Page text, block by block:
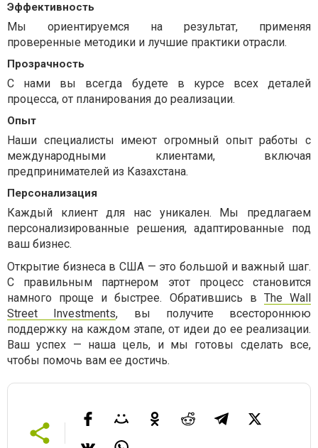
Эффективность
Мы ориентируемся на результат, применяя
проверенные методики и лучшие практики отрасли.
Прозрачность
С нами вы всегда будете в курсе всех деталей
процесса, от планирования до реализации.
Опыт
Наши специалисты имеют огромный опыт работы с
международными клиентами, включая
предпринимателей из Казахстана.
Персонализация
Каждый клиент для нас уникален. Мы предлагаем
персонализированные решения, адаптированные под
ваш бизнес.
Открытие бизнеса в США — это большой и важный шаг.
С правильным партнером этот процесс становится
намного проще и быстрее. Обратившись в The Wall
Street Investments, вы получите всестороннюю
поддержку на каждом этапе, от идеи до ее реализации.
Ваш успех — наша цель, и мы готовы сделать все,
чтобы помочь вам ее достичь.